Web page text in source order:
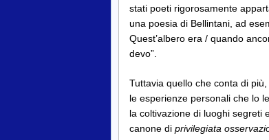
stati poeti rigorosamente
una poesia di Bellintani, ad
Quest’albero era / quando
devo”.
Tuttavia quello che conta di più,
le esperienze personali che lo
la coltivazione di luoghi segreti
canone di privilegiata